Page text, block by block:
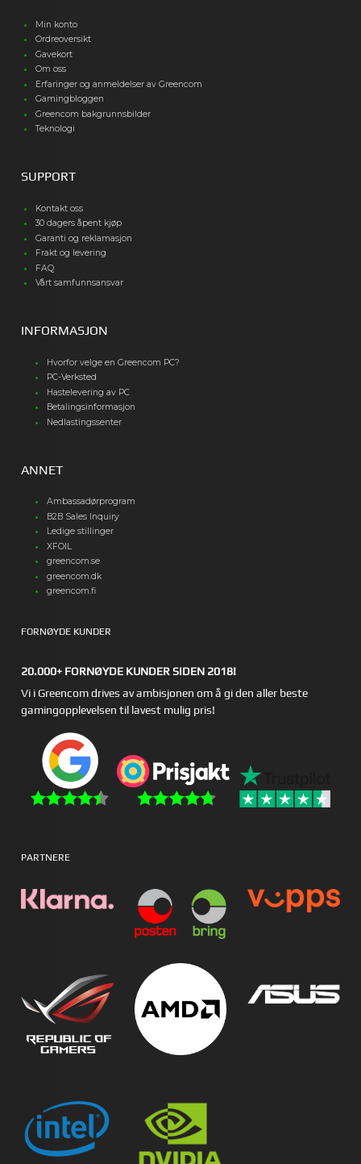
Min konto
Ordreoversikt
Gavekort
Om oss
Erfaringer og anmeldelser av Greencom
Gamingbloggen
Greencom bakgrunnsbilder
Teknologi
SUPPORT
Kontakt oss
30 dagers åpent kjøp
Garanti og reklamasjon
Frakt og levering
FAQ
Vårt samfunnsansvar
INFORMASJON
Hvorfor velge en Greencom PC?
PC-Verksted
Hastelevering av PC
Betalingsinformasjon
Nedlastingssenter
ANNET
Ambassadørprogram
B2B Sales Inquiry
Ledige stillinger
XFOIL
greencom.se
greencom.dk
greencom.fi
FORNØYDE KUNDER
20.000+ FORNØYDE KUNDER SIDEN 2018!
Vi i Greencom drives av ambisjonen om å gi den aller beste
gamingopplevelsen til lavest mulig pris!
PARTNERE